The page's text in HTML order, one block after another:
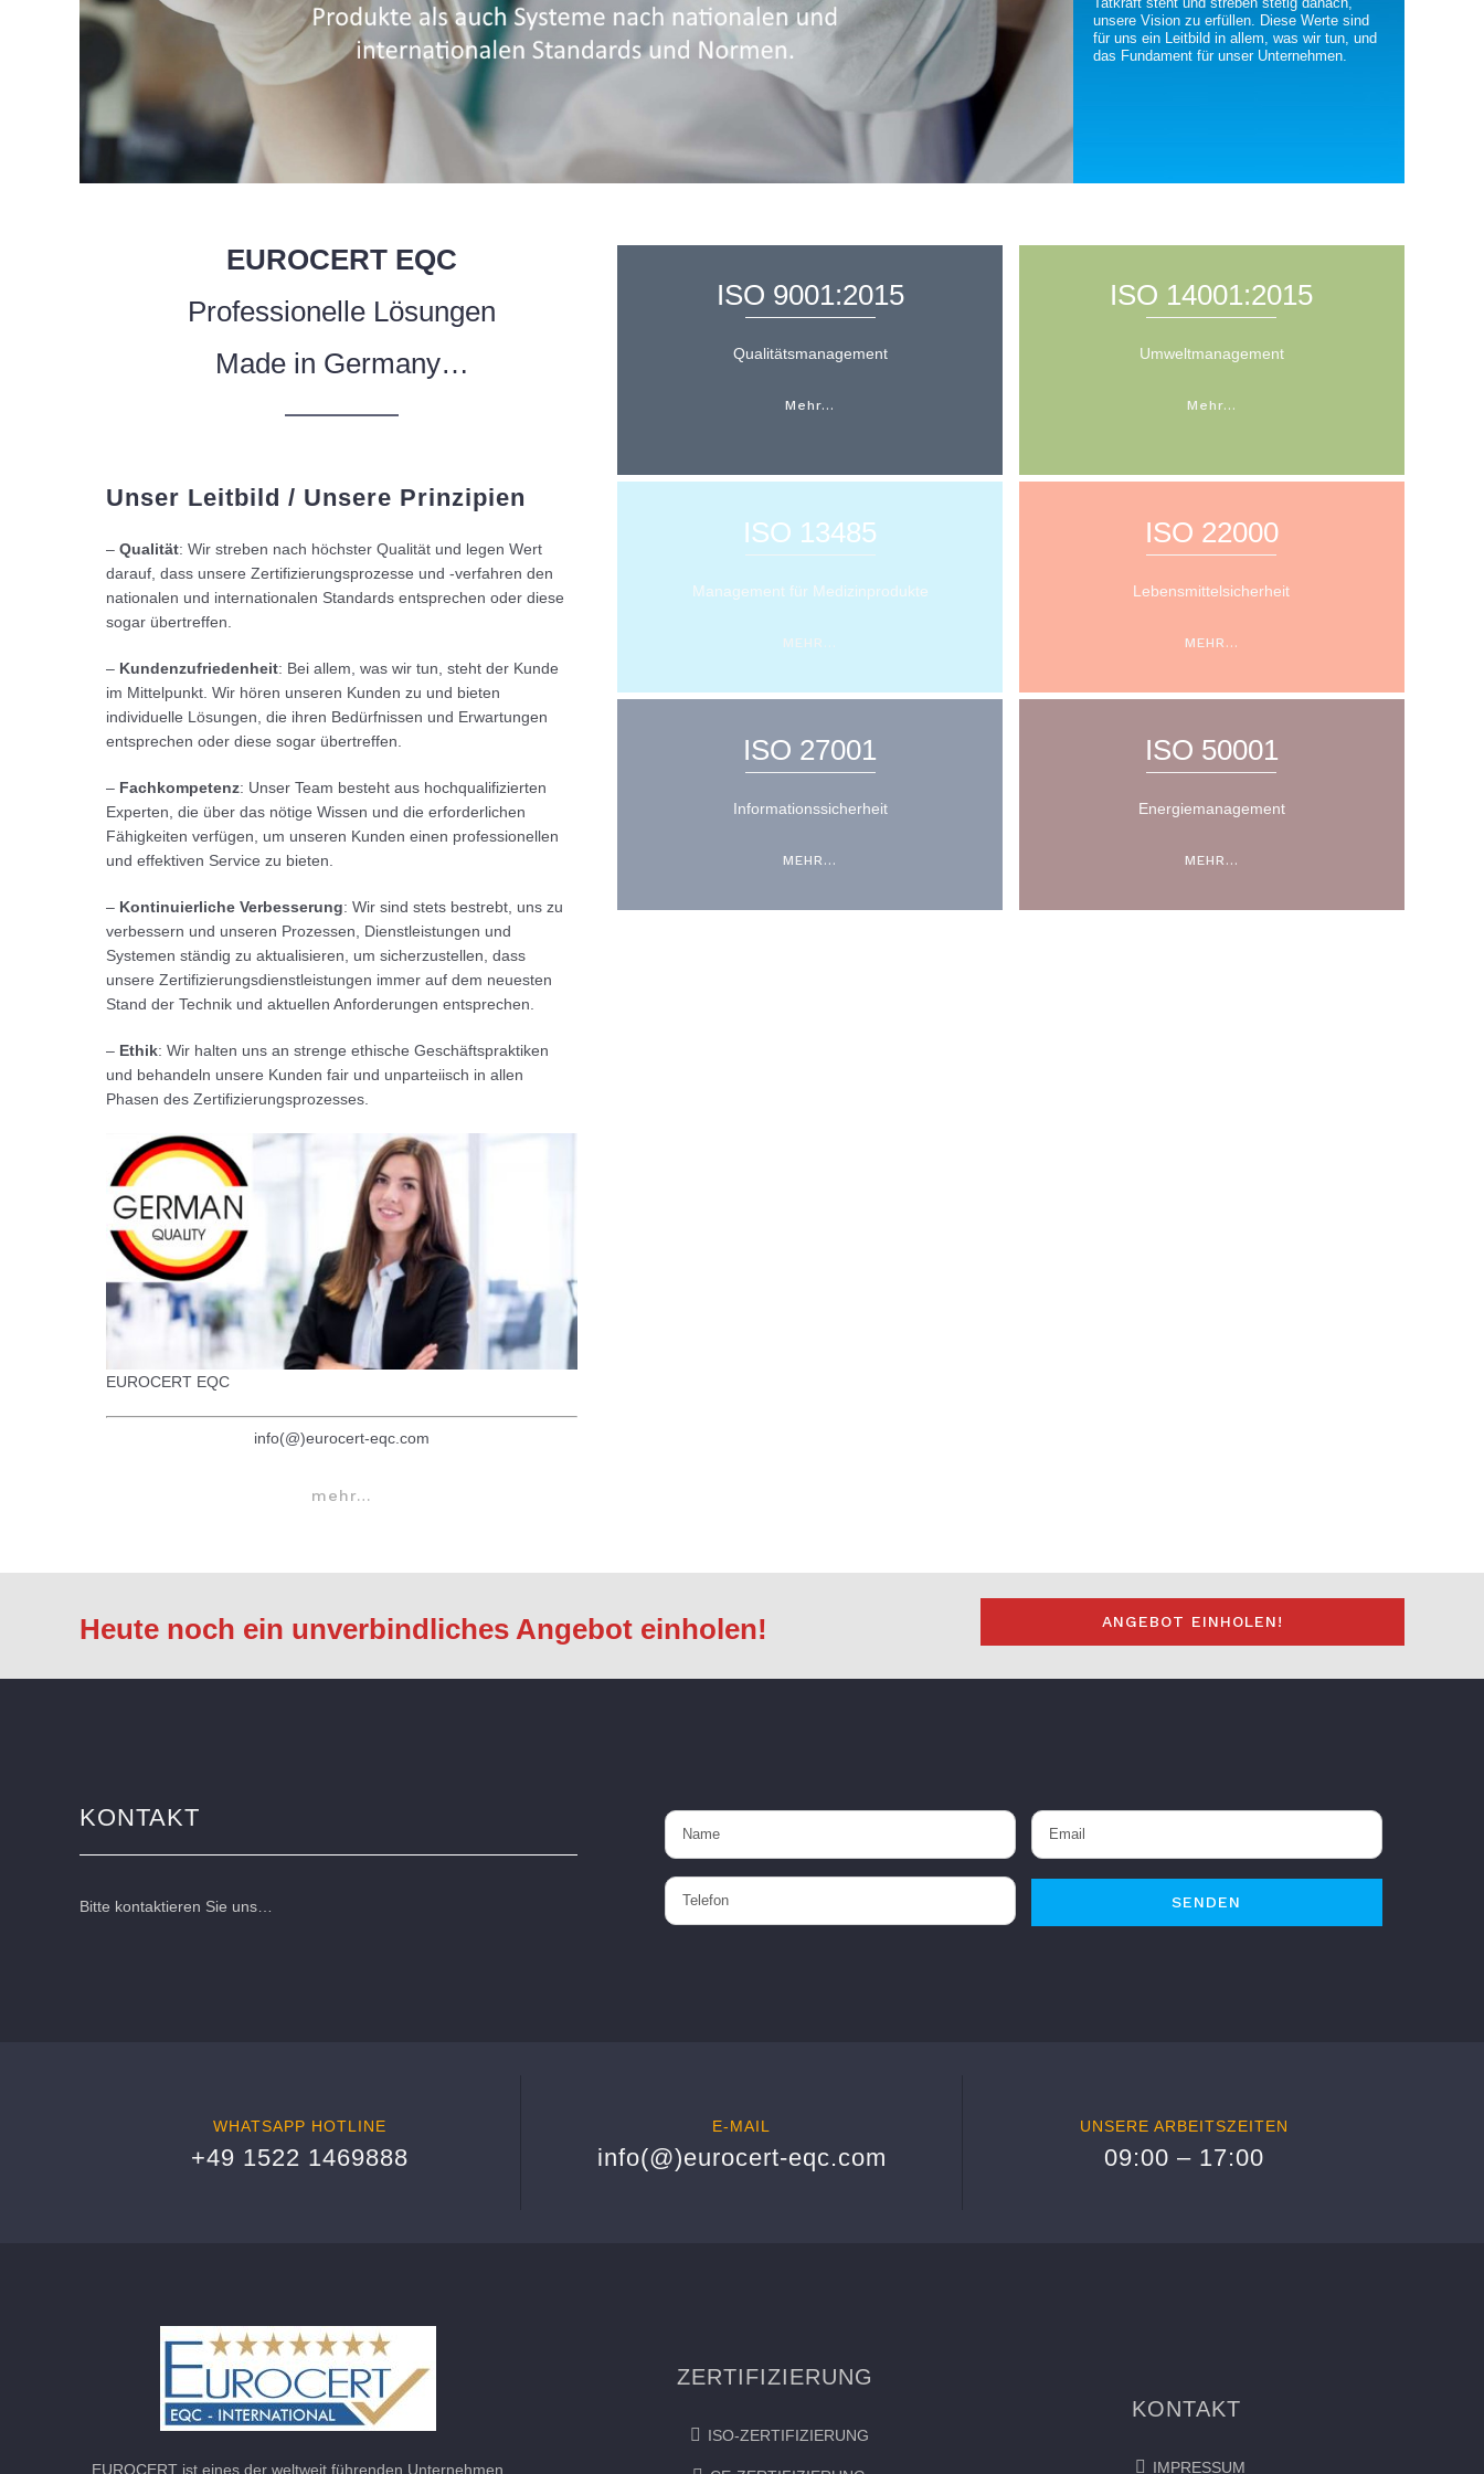
unsere Vision zu erfüllen. Diese Werte sind
für uns ein Leitbild in allem, was wir tun, und
das Fundament für unser Unternehmen.
EUROCERT EQC
Professionelle Lösungen
Made in Germany…
Unser Leitbild / Unsere Prinzipien
– Qualität: Wir streben nach höchster Qualität und legen Wert
darauf, dass unsere Zertifizierungsprozesse und -verfahren den
nationalen und internationalen Standards entsprechen oder diese
sogar übertreffen.
– Kundenzufriedenheit: Bei allem, was wir tun, steht der Kunde
im Mittelpunkt. Wir hören unseren Kunden zu und bieten
individuelle Lösungen, die ihren Bedürfnissen und Erwartungen
entsprechen oder diese sogar übertreffen.
– Fachkompetenz: Unser Team besteht aus hochqualifizierten
Experten, die über das nötige Wissen und die erforderlichen
Fähigkeiten verfügen, um unseren Kunden einen professionellen
und effektiven Service zu bieten.
– Kontinuierliche Verbesserung: Wir sind stets bestrebt, uns zu
verbessern und unseren Prozessen, Dienstleistungen und
Systemen ständig zu aktualisieren, um sicherzustellen, dass
unsere Zertifizierungsdienstleistungen immer auf dem neuesten
Stand der Technik und aktuellen Anforderungen entsprechen.
– Ethik: Wir halten uns an strenge ethische Geschäftspraktiken
und behandeln unsere Kunden fair und unparteiisch in allen
Phasen des Zertifizierungsprozesses.
EUROCERT EQC
info(@)eurocert-eqc.com
mehr…
ISO 9001:2015
Qualitätsmanagement
Mehr…
ISO 14001:2015
Umweltmanagement
Mehr…
ISO 13485
Management für Medizinprodukte
MEHR…
ISO 22000
Lebensmittelsicherheit
MEHR…
ISO 27001
Informationssicherheit
MEHR…
ISO 50001
Energiemanagement
MEHR…
Heute noch ein unverbindliches Angebot einholen! ANGEBOT EINHOLEN!
KONTAKT
Bitte kontaktieren Sie uns…
WHATSAPP HOTLINE
+49 1522 1469888
E-MAIL
info(@)eurocert-eqc.com
UNSERE ARBEITSZEITEN
09:00 – 17:00
EUROCERT ist eines der weltweit führenden Unternehmen
ZERTIFIZIERUNG
ISO-ZERTIFIZIERUNG
KONTAKT
IMPRESSUM